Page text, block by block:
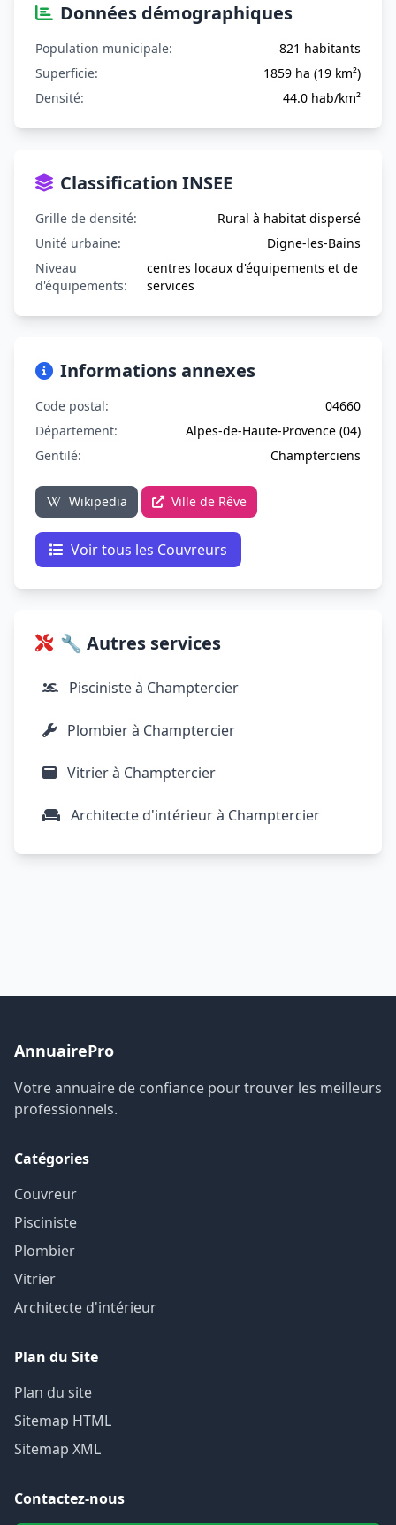
Données démographiques
Population municipale:
821 habitants
Superficie:
1859 ha (19 km²)
Densité:
44.0 hab/km²
Classification INSEE
Grille de densité:
Rural à habitat dispersé
Unité urbaine:
Digne-les-Bains
Niveau
d'équipements:
centres locaux d'équipements et de
services
Informations annexes
Code postal:
04660
Département:
Alpes-de-Haute-Provence (04)
Gentilé:
Champterciens
Wikipedia Ville de Rêve
Voir tous les Couvreurs
🔧 Autres services
Pisciniste à Champtercier
Plombier à Champtercier
Vitrier à Champtercier
Architecte d'intérieur à Champtercier
AnnuairePro
Votre annuaire de confiance pour trouver les meilleurs
professionnels.
Catégories
Couvreur
Pisciniste
Plombier
Vitrier
Architecte d'intérieur
Plan du Site
Plan du site
Sitemap HTML
Sitemap XML
Contactez-nous